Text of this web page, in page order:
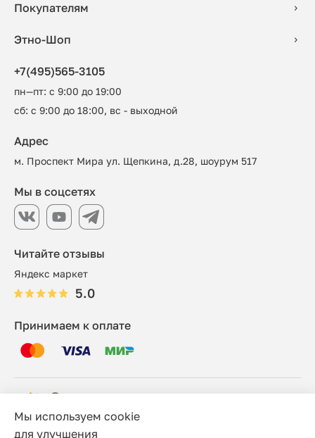
Покупателям
Этно-Шоп
+7(495)565-3105
пн—пт: с 9:00 до 19:00
сб: с 9:00 до 18:00, вс - выходной
Читайте отзывы
Яндекс маркет
5.0
Адрес
м. Проспект Мира ул. Щепкина, д.28, шоурум 517
Принимаем к оплате
Мы в соцсетях
© 2006 - 2026 Этно-шоп, Интернет-магазин
Мы используем cookie
для улучшения